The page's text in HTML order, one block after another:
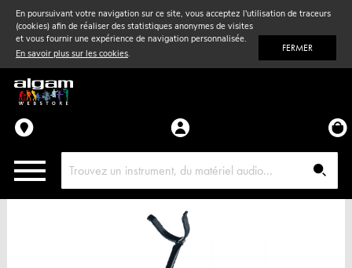
En poursuivant votre navigation sur ce site, vous acceptez l'utilisation de traceurs
(cookies) afin de réaliser des statistiques anonymes de visites
et vous fournir une expérience de navigation personnalisée.
En savoir plus sur les cookies. FERMER
Vent& Violon
Accessoires
Pièces détachées